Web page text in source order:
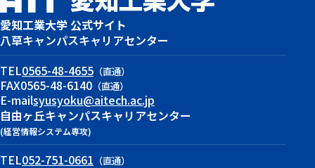
愛知工業大学 公式サイト
八草キャンパスキャリアセンター
TEL0565-48-4655 （直通）
FAX0565-48-6140 （直通）
E-mailsyusyoku@aitech.ac.jp
自由ヶ丘キャンパスキャリアセンター
(経営情報システム専攻)
TEL052-751-0661 （直通）